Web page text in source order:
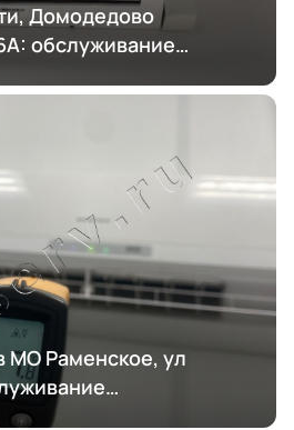
Домодедово
обслуживание
МО Раменское, ул